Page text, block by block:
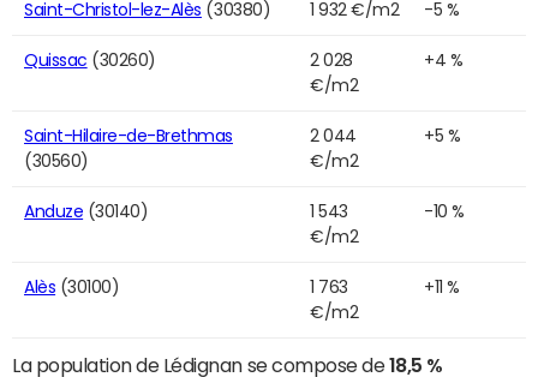
Saint-Christol-lez-Alès (30380) 1 932 €/m2 -5 %
Quissac (30260)
2 028
€/m2
+4 %
Saint-Hilaire-de-Brethmas
(30560)
2 044
€/m2
+5 %
Anduze (30140)
1 543
€/m2
-10 %
Alès (30100)
1 763
€/m2
+11 %
La population de Lédignan se compose de18,5 %